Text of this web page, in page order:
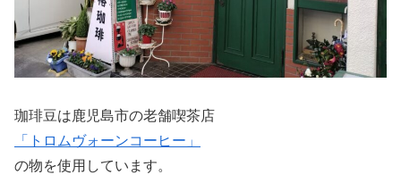
珈琲豆は鹿児島市の老舗喫茶店
「トロムヴォーンコーヒー」
の物を使用しています。